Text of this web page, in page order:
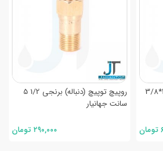
روپیچ توپیچ (دنباله) برنجی 1/2 5
سانت جهانیار
۲۹۰,۰۰۰ تومان
تبدیل مهره ماسوره معکوس 2*3/8